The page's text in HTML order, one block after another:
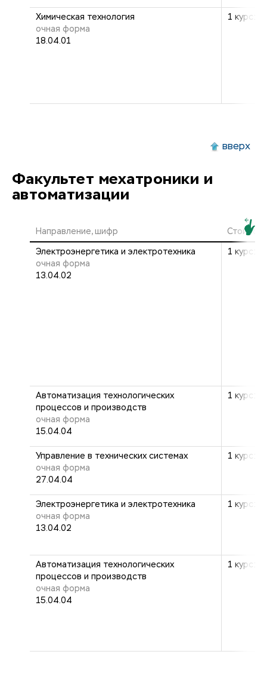
Химическая технология
очная форма
18.04.01
1 курс:
вверх
Факультет мехатроники и
автоматизации
Направление, шифр
Электроэнергетика и электротехника
очная форма
13.04.02
1 курс:
Автоматизация технологических
процессов и производств
очная форма
15.04.04
1 курс:
Управление в технических системах
очная форма
27.04.04
1 курс:
Электроэнергетика и электротехника
очная форма
13.04.02
1 курс:
Автоматизация технологических
процессов и производств
очная форма
15.04.04
1 курс: